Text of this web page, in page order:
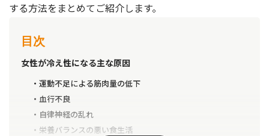
する方法をまとめてご紹介します。
目次
女性が冷え性になる主な原因
運動不足による筋肉量の低下
血行不良
自律神経の乱れ
栄養バランスの悪い食生活